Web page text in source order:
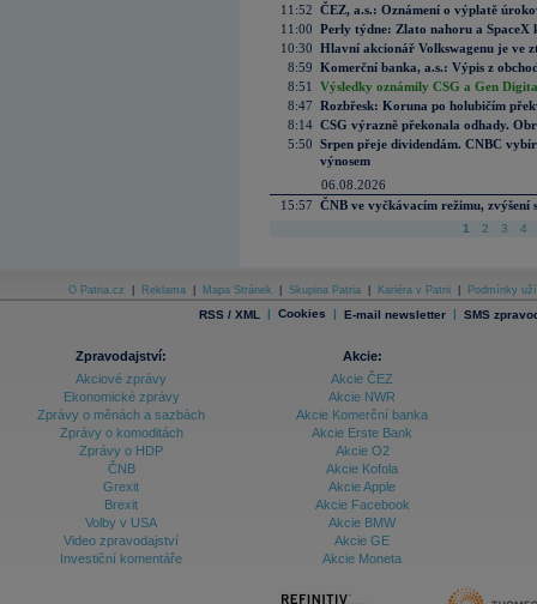
11:52 ČEZ, a.s.: Oznámení o výplatě
11:00 Perly týdne: Zlato nahoru a SpaceX
10:30 Hlavní akcionář Volkswagenu je ve
8:59 Komerční banka, a.s.: Výpis z
8:51
Výsledky oznámily CSG a Gen
8:47 Rozbřesk: Koruna po holubičím
8:14 CSG výrazně překonala odhady.
5:50 Srpen přeje dividendám. CNBC
výnosem
06.08.2026
15:57 ČNB ve vyčkávacím režimu, zvýšení
1 2 3 4
O Patria.cz Reklama Mapa Stránek Skupina Patria Kariéra v Patrii Podmínky
RSS / XML | Cookies | E-mail newsletter | SMS
Zpravodajství:
Akciové zprávy
Ekonomické zprávy
Zprávy o měnách a sazbách
Zprávy o komoditách
Zprávy o HDP
ČNB
Grexit
Brexit
Volby v USA
Video zpravodajství
Investiční komentáře
Akcie:
Akcie ČEZ
Akcie NWR
Akcie Komerční banka
Akcie Erste Bank
Akcie O2
Akcie Kofola
Akcie Apple
Akcie Facebook
Akcie BMW
Akcie GE
Akcie Moneta